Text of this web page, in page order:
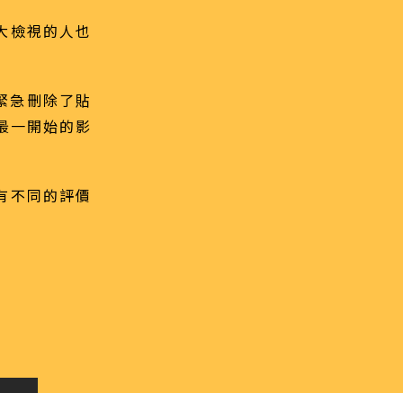
檢視的人也
急刪除了貼
一開始的影
不同的評價